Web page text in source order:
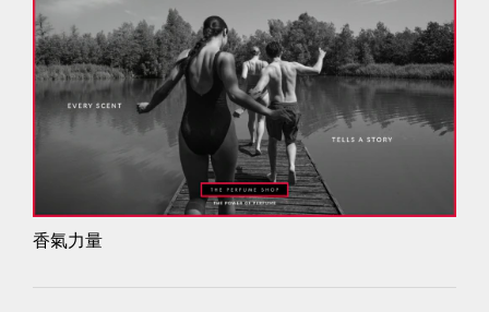
香氣力量